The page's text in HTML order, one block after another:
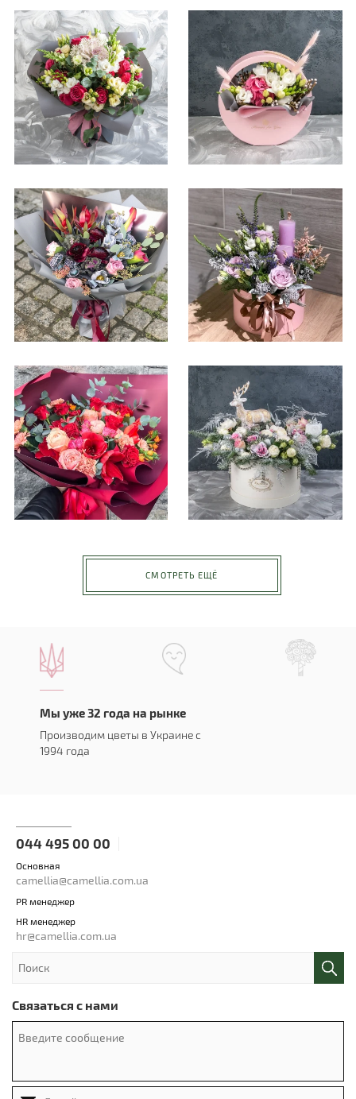
СМОТРЕТЬ ЕЩЁ
Мы уже 32 года на рынке
Производим цветы в Украине с
1994 года
044 495 00 00
Основная
camellia@camellia.com.ua
PR менеджер
HR менеджер
hr@camellia.com.ua
Связаться с нами